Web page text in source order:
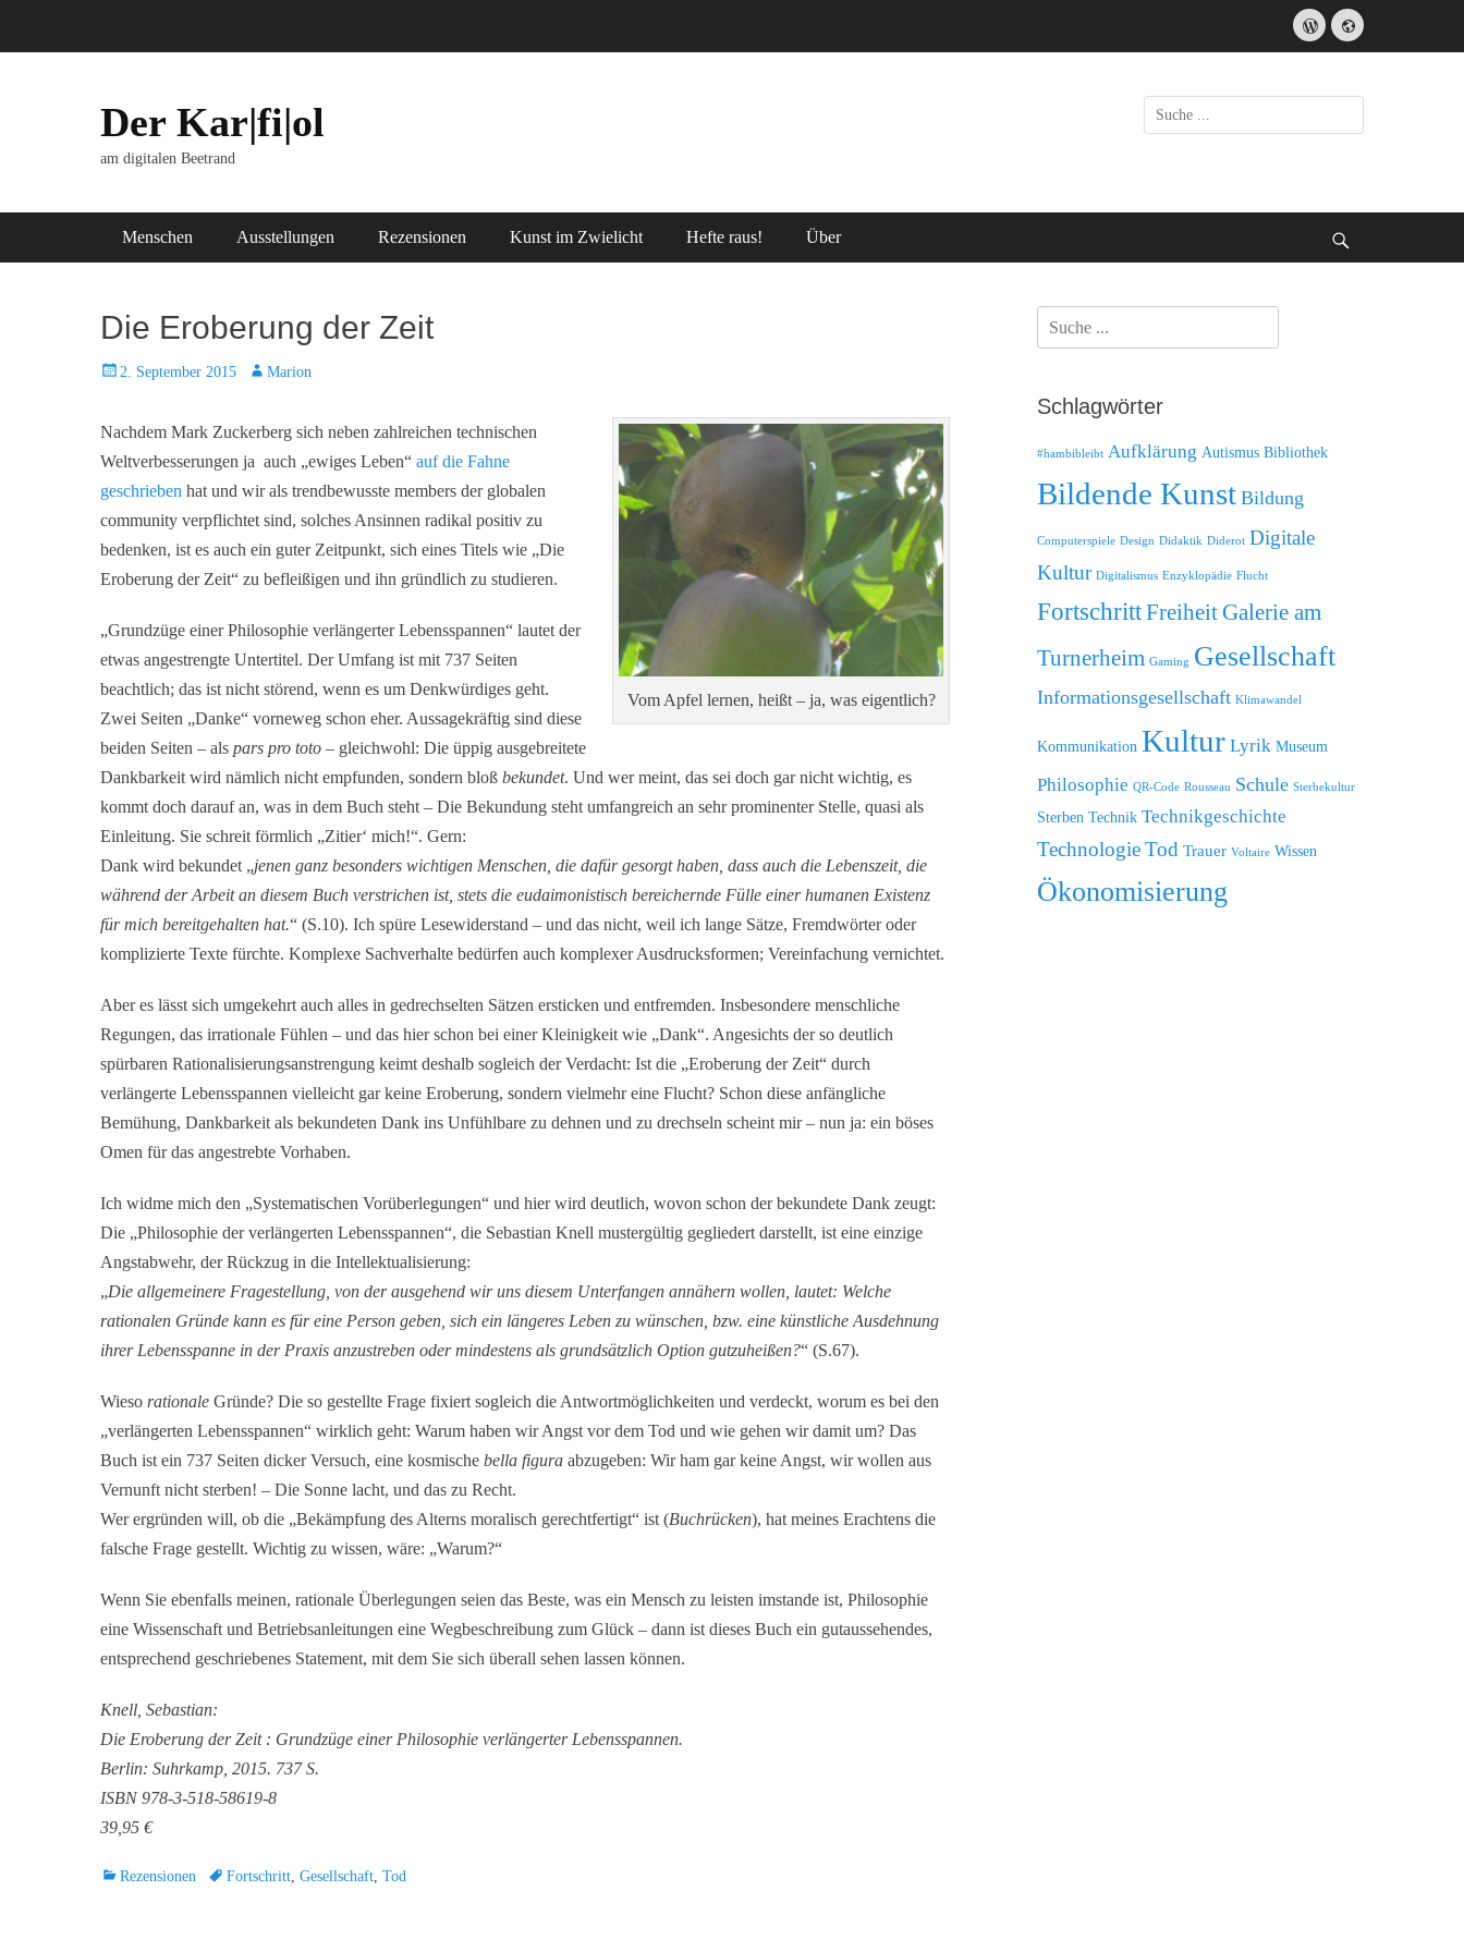
WordPress
Website
Der Kar|fi|ol
am digitalen Beetrand
Suche
nach:
Hauptmenü
Menschen Ausstellungen Rezensionen Kunst im Zwielicht Hefte raus! Über
Die Eroberung der Zeit
Posted2. September 2015 AutorMarion
Vom Apfel lernen, heißt – ja, was eigentlich?
Nachdem Mark Zuckerberg sich neben zahlreichen technischen
Weltverbesserungen ja auch „ewiges Leben“ auf die Fahne
geschrieben hat und wir als trendbewusste members der globalen
community verpflichtet sind, solches Ansinnen radikal positiv zu
bedenken, ist es auch ein guter Zeitpunkt, sich eines Titels wie „Die
Eroberung der Zeit“ zu befleißigen und ihn gründlich zu studieren.
„Grundzüge einer Philosophie verlängerter Lebensspannen“ lautet der
etwas angestrengte Untertitel. Der Umfang ist mit 737 Seiten
beachtlich; das ist nicht störend, wenn es um Denkwürdiges geht.
Zwei Seiten „Danke“ vorneweg schon eher. Aussagekräftig sind diese
beiden Seiten – als pars pro toto – gleichwohl: Die üppig ausgebreitete
Dankbarkeit wird nämlich nicht empfunden, sondern bloß bekundet. Und wer meint, das sei doch gar nicht wichtig, es
kommt doch darauf an, was in dem Buch steht – Die Bekundung steht umfangreich an sehr prominenter Stelle, quasi als
Einleitung. Sie schreit förmlich „Zitier‘ mich!“. Gern:
Dank wird bekundet „jenen ganz besonders wichtigen Menschen, die dafür gesorgt haben, dass auch die Lebenszeit, die
während der Arbeit an diesem Buch verstrichen ist, stets die eudaimonistisch bereichernde Fülle einer humanen Existenz
für mich bereitgehalten hat.“ (S.10). Ich spüre Lesewiderstand – und das nicht, weil ich lange Sätze, Fremdwörter oder
komplizierte Texte fürchte. Komplexe Sachverhalte bedürfen auch komplexer Ausdrucksformen; Vereinfachung vernichtet.
Aber es lässt sich umgekehrt auch alles in gedrechselten Sätzen ersticken und entfremden. Insbesondere menschliche
Regungen, das irrationale Fühlen – und das hier schon bei einer Kleinigkeit wie „Dank“. Angesichts der so deutlich
spürbaren Rationalisierungsanstrengung keimt deshalb sogleich der Verdacht: Ist die „Eroberung der Zeit“ durch
verlängerte Lebensspannen vielleicht gar keine Eroberung, sondern vielmehr eine Flucht? Schon diese anfängliche
Bemühung, Dankbarkeit als bekundeten Dank ins Unfühlbare zu dehnen und zu drechseln scheint mir – nun ja: ein böses
Omen für das angestrebte Vorhaben.
Ich widme mich den „Systematischen Vorüberlegungen“ und hier wird deutlich, wovon schon der bekundete Dank zeugt:
Die „Philosophie der verlängerten Lebensspannen“, die Sebastian Knell mustergültig gegliedert darstellt, ist eine einzige
Angstabwehr, der Rückzug in die Intellektualisierung:
„Die allgemeinere Fragestellung, von der ausgehend wir uns diesem Unterfangen annähern wollen, lautet: Welche
rationalen Gründe kann es für eine Person geben, sich ein längeres Leben zu wünschen, bzw. eine künstliche Ausdehnung
ihrer Lebensspanne in der Praxis anzustreben oder mindestens als grundsätzlich Option gutzuheißen?“ (S.67).
Wieso rationale Gründe? Die so gestellte Frage fixiert sogleich die Antwortmöglichkeiten und verdeckt, worum es bei den
„verlängerten Lebensspannen“ wirklich geht: Warum haben wir Angst vor dem Tod und wie gehen wir damit um? Das
Buch ist ein 737 Seiten dicker Versuch, eine kosmische bella figura abzugeben: Wir ham gar keine Angst, wir wollen aus
Vernunft nicht sterben! – Die Sonne lacht, und das zu Recht.
Wer ergründen will, ob die „Bekämpfung des Alterns moralisch gerechtfertigt“ ist (Buchrücken), hat meines Erachtens die
falsche Frage gestellt. Wichtig zu wissen, wäre: „Warum?“
Wenn Sie ebenfalls meinen, rationale Überlegungen seien das Beste, was ein Mensch zu leisten imstande ist, Philosophie
eine Wissenschaft und Betriebsanleitungen eine Wegbeschreibung zum Glück – dann ist dieses Buch ein gutaussehendes,
entsprechend geschriebenes Statement, mit dem Sie sich überall sehen lassen können.
Knell, Sebastian:
Die Eroberung der Zeit : Grundzüge einer Philosophie verlängerter Lebensspannen.
Berlin: Suhrkamp, 2015. 737 S.
ISBN 978-3-518-58619-8
39,95 €
Kategorien
Rezensionen Schlagworte
Fortschritt, Gesellschaft, Tod
Suche
nach:
Schlagwörter
#hambibleibt Aufklärung Autismus Bibliothek
Bildende Kunst Bildung
Computerspiele Design Didaktik Diderot Digitale
Kultur Digitalismus Enzyklopädie Flucht
FortschrittFreiheitGalerie am
Turnerheim Gaming Gesellschaft
Informationsgesellschaft Klimawandel
Kommunikation Kultur Lyrik Museum
Philosophie QR-Code Rousseau Schule Sterbekultur
Sterben Technik Technikgeschichte
TechnologieTod Trauer Voltaire Wissen
Ökonomisierung